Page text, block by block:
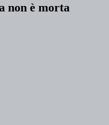
non è morta